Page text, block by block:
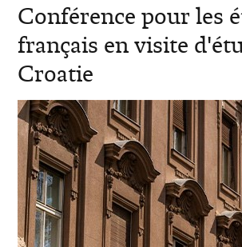
Conférence pour les
français en visite
Croatie